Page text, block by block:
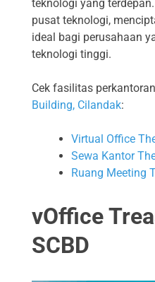
teknologi yang
pusat teknologi,
ideal bagi perusahaan
teknologi tinggi.
Cek fasilitas
Building, Cilandak:
Virtual Office
Sewa Kantor
Ruang Meeting
vOffice
SCBD